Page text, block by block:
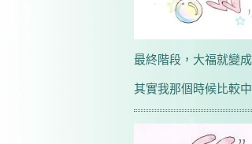
最終階段，大福就變
其實我那個時候比較